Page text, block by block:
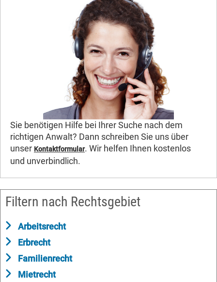
Sie benötigen Hilfe bei Ihrer Suche nach dem
richtigen Anwalt? Dann schreiben Sie uns über
unser Kontaktformular. Wir helfen Ihnen kostenlos
und unverbindlich.
Filtern nach Rechtsgebiet
Arbeitsrecht
Erbrecht
Familienrecht
Mietrecht